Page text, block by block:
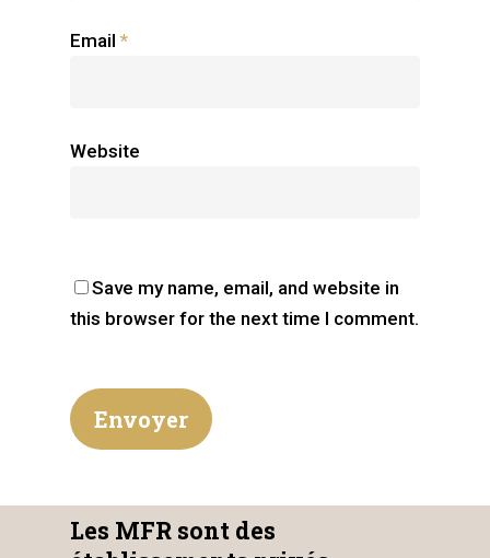
Email *
Website
Save my name, email, and website in
this browser for the next time I comment.
Les MFR sont des